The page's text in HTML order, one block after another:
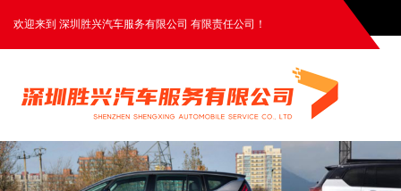
欢迎来到 深圳胜兴汽车服务有限公司 有限责任公司！